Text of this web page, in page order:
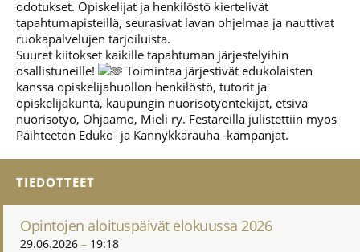
odotukset. Opiskelijat ja henkilöstö kiertelivät
tapahtumapisteillä, seurasivat lavan ohjelmaa ja nauttivat
ruokapalvelujen tarjoiluista.
Suuret kiitokset kaikille tapahtuman järjestelyihin
osallistuneille!
Toimintaa järjestivät edukolaisten
kanssa opiskelijahuollon henkilöstö, tutorit ja
opiskelijakunta, kaupungin nuorisotyöntekijät, etsivä
nuorisotyö, Ohjaamo, Mieli ry. Festareilla julistettiin myös
Päihteetön Eduko- ja Kännykkärauha -kampanjat.
TIEDOTTEET
Opintojen aloituspäivät elokuussa 2026
29.06.2026 19:18